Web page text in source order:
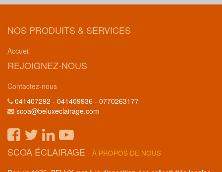
NOS PRODUITS & SERVICES
Accueil
REJOIGNEZ-NOUS
Contactez-nous
041407292 - 041409936 - 0770263177
scoa@beluxeclairage.com
SCOA ÉCLAIRAGE - À PROPOS DE NOUS